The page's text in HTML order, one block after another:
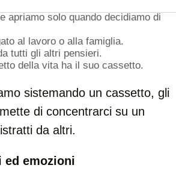
solo quando decidiamo di
al lavoro o alla famiglia.
tutti gli altri pensieri.
della vita ha il suo cassetto.
sistemando un cassetto, gli
di concentrarci su un
da altri.
emozioni